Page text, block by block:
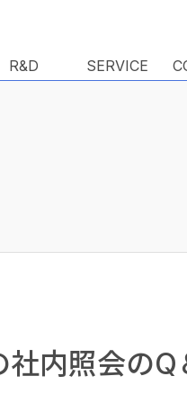
R&D SERVICE
内照会のQ
R&D SERVICE